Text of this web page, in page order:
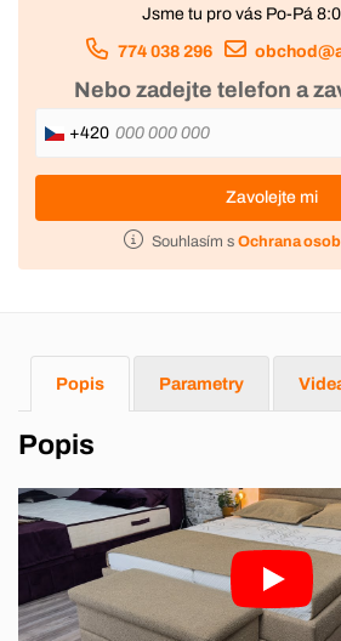
Jsme tu pro vás Po-Pá
774 038 296
Nebo zadejte telefon a
+420
Zavolejte mi
Souhlasím s Ochrana
Popis Parametry
Popis